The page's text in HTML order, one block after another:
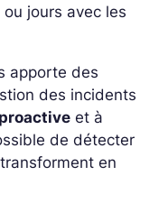
jours avec les
apporte des
des incidents
et à
de détecter
en